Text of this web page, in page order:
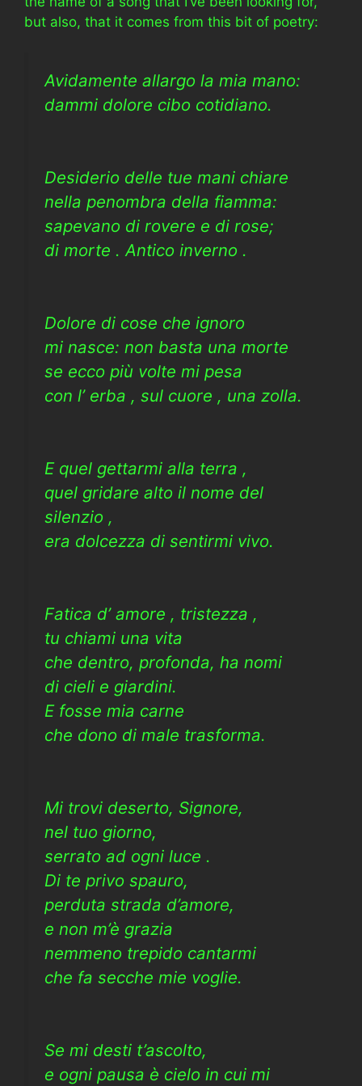
but also, that it comes from this bit of poetry:
Avidamente allargo la mia mano:
dammi dolore cibo cotidiano.
Desiderio delle tue mani chiare
nella penombra della fiamma:
sapevano di rovere e di rose;
di morte . Antico inverno .
Dolore di cose che ignoro
mi nasce: non basta una morte
se ecco più volte mi pesa
con l’ erba , sul cuore , una zolla.
E quel gettarmi alla terra ,
quel gridare alto il nome del
silenzio ,
era dolcezza di sentirmi vivo.
Fatica d’ amore , tristezza ,
tu chiami una vita
che dentro, profonda, ha nomi
di cieli e giardini.
E fosse mia carne
che dono di male trasforma.
Mi trovi deserto, Signore,
nel tuo giorno,
serrato ad ogni luce .
Di te privo spauro,
perduta strada d’amore,
e non m’è grazia
nemmeno trepido cantarmi
che fa secche mie voglie.
Se mi desti t’ascolto,
e ogni pausa è cielo in cui mi